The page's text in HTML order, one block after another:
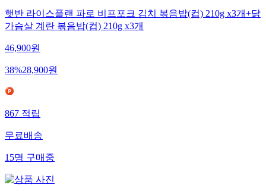
햇반 라이스플랜 파로 비프포크 김치 볶음밥(컵) 210g x3개+닭
가슴살 계란 볶음밥(컵) 210g x3개
46,900원
38%28,900원
867적립
무료배송
15명구매중